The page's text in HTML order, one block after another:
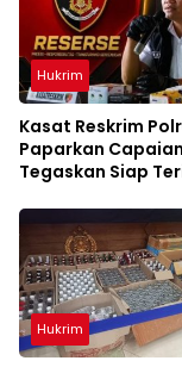
Hukrim
Kasat Reskrim
Paparkan
Tegaskan Siap
Hukrim